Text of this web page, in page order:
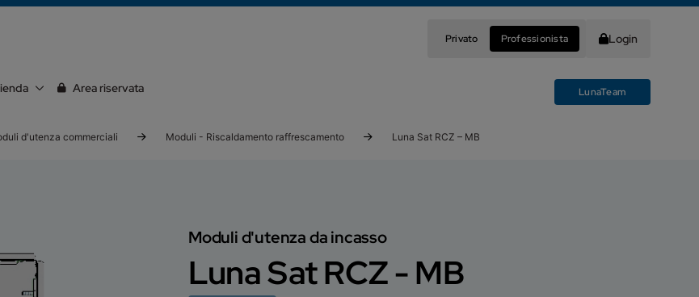
Privato Professionista Login
Area riservata LunaTeam
d'utenza commerciali Moduli - Riscaldamento raffrescamento Luna Sat RCZ – MB
Moduli d'utenza da incasso
Luna Sat RCZ - MB